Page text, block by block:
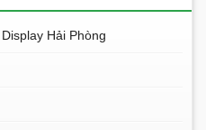
Hải Phòng